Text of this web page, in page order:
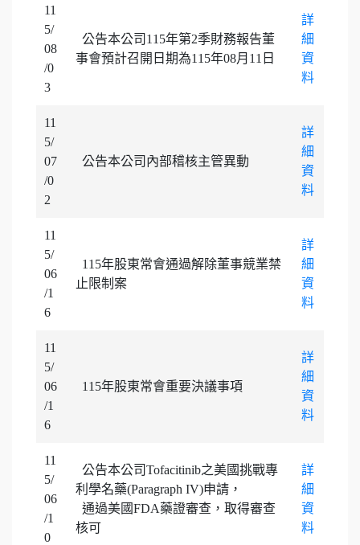
11
5/
08
/0
3
公告本公司115年第2季財務報告董
事會預計召開日期為115年08月11日
詳
細
資
料
11
5/
07
/0
2
公告本公司內部稽核主管異動
詳
細
資
料
11
5/
06
/1
6
115年股東常會通過解除董事競業禁
止限制案
詳
細
資
料
11
5/
06
/1
6
115年股東常會重要決議事項
詳
細
資
料
11
5/
06
/1
0
公告本公司Tofacitinib之美國挑戰專
利學名藥(Paragraph IV)申請，
通過美國FDA藥證審查，取得審查
核可
詳
細
資
料